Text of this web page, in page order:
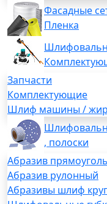
Фасадные
Пленка
Запчасти
Комплектующие
Шлиф машины /
, полоски
Абразив
Абразив рулонный
Абразивы шлиф круг